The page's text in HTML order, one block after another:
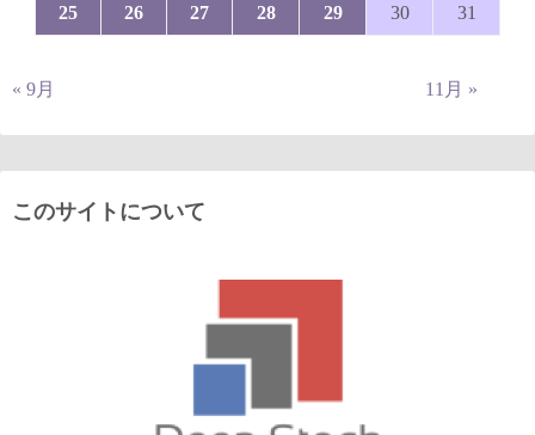
25 26 27 28 29 30 31
« 9月 11月 »
このサイトについて